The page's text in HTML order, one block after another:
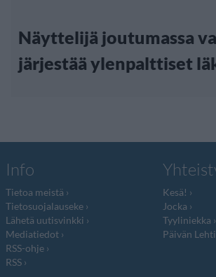
Näyttelijä joutumassa
järjestää ylenpalttiset
Info
Tietoa meistä
Tietosuojalauseke
Lähetä uutisvinkki
Mediatiedot
RSS-ohje
RSS
Kesä!
Jocka
Tyyliniekka
Päivän Lehti